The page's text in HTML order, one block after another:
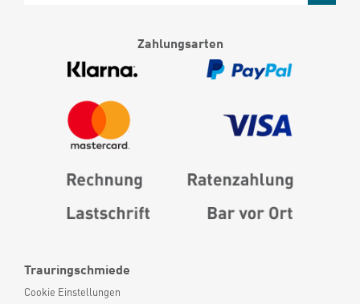
Trauringschmiede
Cookie Einstellungen
Zahlungsarten